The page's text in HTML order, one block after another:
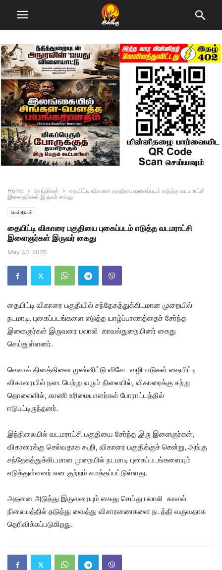
Home செய்திகள்
தையிட்டி விகாரை பகுதியை புகைப்படம் எடுத்த வடமராட்சி
இளைஞர்கள் இருவர் கைது
செய்திகள்
தையிட்டி விகாரை பகுதியை புகைப்படம் எடுத்த வடமராட்சி
இளைஞர்கள் இருவர் கைது
May 30, 2026
தையிட்டி விகாரை பகுதியில் சந்தேகத்துக்கிடமான முறையில்
நடமாடி, புகைப்படங்களை எடுத்த யாழ்ப்பாணத்தைச் சேர்ந்த
இளைஞர்கள் இருவரை பலாலி காவல்துறையினர் கைது
செய்துள்ளனர்.
வெசாக் தினத்தினை முன்னிட்டு விசேட வழிபாடுகள் தையிட்டி
விகாரையில் நடைபெற்று வரும் நிலையில், விகாரைக்கு சற்று
தொலைவில், காணி உரிமையாளர்கள் போராட்டத்தில்
ஈடுபட்டிருந்தனர்.
இந்நிலையில் வடமராட்சி பகுதியை சேர்ந்த இரு இளைஞர்கள்,
விகாரைக்கு செல்வதாக கூறி, விகாரை பகுதிக்குச் சென்று, அங்கு
சந்தேகத்துக்கிடமான முறையில் நடமாடி புகைப்படங்களையும்
எடுத்துள்ளனர் என குற்றம் சுமத்தப்பட்டுள்ளது.
அதனை அடுத்து இருவரையும் கைது செய்து பலாலி காவல்
நிலையத்தில் தடுத்து வைத்து விசாரணைகளை நடத்தி வருவதாக
தெரிவிக்கப்படுகிறது.